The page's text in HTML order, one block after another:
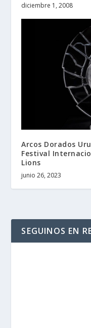
diciembre 1, 2008
Arcos Dorados
Festival
Lions
junio 26, 2023
SEGUINOS EN